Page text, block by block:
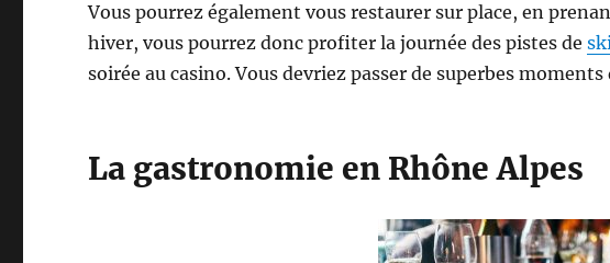
Vous pourrez également vous restaurer sur place, en
hiver, vous pourrez donc profiter la journée des pistes de
soirée au casino. Vous devriez passer de superbes
La gastronomie en Rhône Alpes